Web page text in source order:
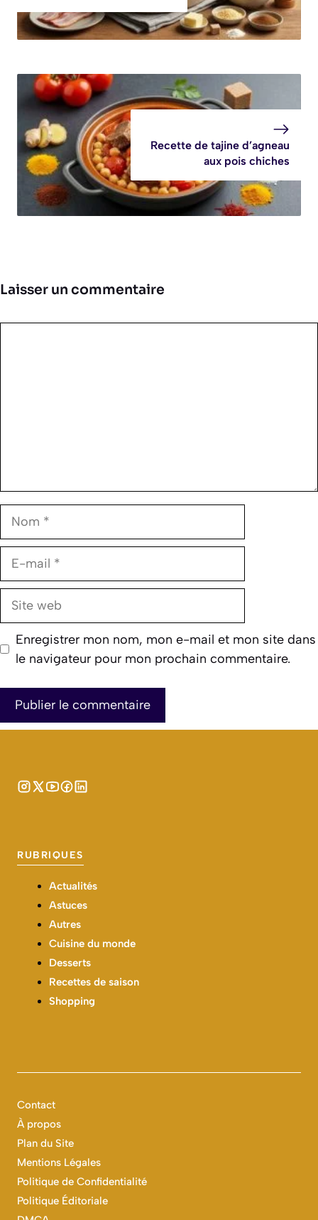
Recette de tajine d’agneau
aux pois chiches
Laisser un commentaire
Nom
E-
Site
Enregistrer mon nom, mon e-mail et mon site dans
le navigateur pour mon prochain commentaire.
RUBRIQUES
Actualités
Astuces
Autres
Cuisine du monde
Desserts
Recettes de saison
Shopping
Contact
À propos
Plan du Site
Mentions Légales
Politique de Confidentialité
Politique Éditoriale